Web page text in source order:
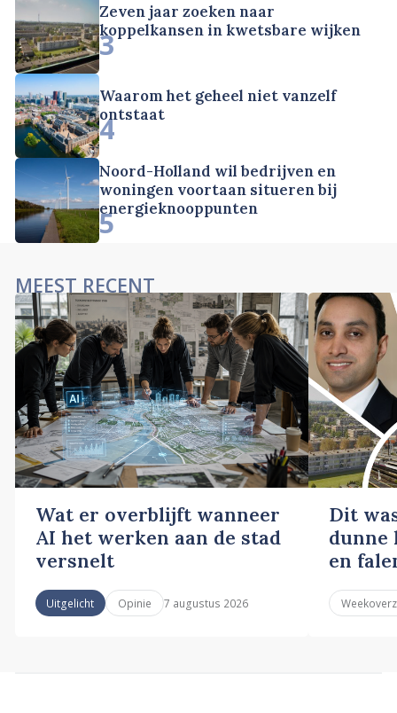
Zeven jaar zoeken naar
koppelkansen in kwetsbare wijken
3
Waarom het geheel niet vanzelf
ontstaat
4
Noord-Holland wil bedrijven en
woningen voortaan situeren bij
energieknooppunten
5
MEEST RECENT
Wat er overblijft wanneer
AI het werken aan de stad
versnelt
Uitgelicht Opinie 7 augustus 2026
Dit
dunne
en